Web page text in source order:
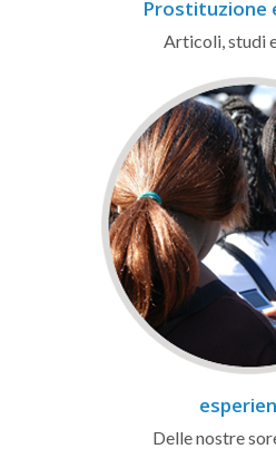
Prostituzione
Articoli, studi
Delle nostre